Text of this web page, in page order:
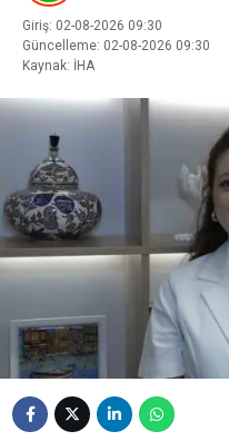
Giriş: 02-08-2026 09:30
Güncelleme: 02-08-2026 09:30
Kaynak: İHA